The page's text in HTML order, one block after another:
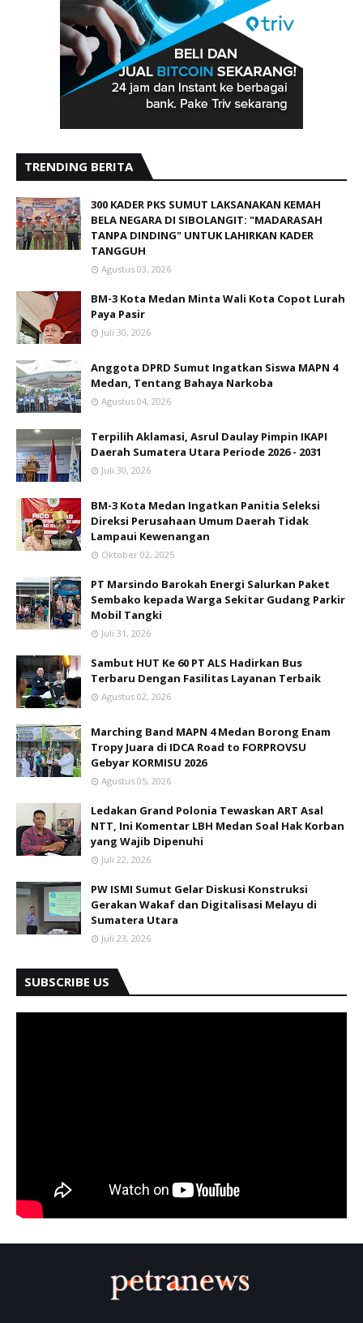
TRENDING BERITA
300 KADER PKS SUMUT LAKSANAKAN KEMAH
BELA NEGARA DI SIBOLANGIT: "MADARASAH
TANPA DINDING" UNTUK LAHIRKAN KADER
TANGGUH
Agustus 03, 2026
BM-3 Kota Medan Minta Wali Kota Copot Lurah
Paya Pasir
Juli 30, 2026
Anggota DPRD Sumut Ingatkan Siswa MAPN 4
Medan, Tentang Bahaya Narkoba
Agustus 04, 2026
Terpilih Aklamasi, Asrul Daulay Pimpin IKAPI
Daerah Sumatera Utara Periode 2026 - 2031
Juli 30, 2026
BM-3 Kota Medan Ingatkan Panitia Seleksi
Direksi Perusahaan Umum Daerah Tidak
Lampaui Kewenangan
Oktober 02, 2025
PT Marsindo Barokah Energi Salurkan Paket
Sembako kepada Warga Sekitar Gudang Parkir
Mobil Tangki
Juli 31, 2026
Sambut HUT Ke 60 PT ALS Hadirkan Bus
Terbaru Dengan Fasilitas Layanan Terbaik
Agustus 02, 2026
Marching Band MAPN 4 Medan Borong Enam
Tropy Juara di IDCA Road to FORPROVSU
Gebyar KORMISU 2026
Agustus 05, 2026
Ledakan Grand Polonia Tewaskan ART Asal
NTT, Ini Komentar LBH Medan Soal Hak Korban
yang Wajib Dipenuhi
Juli 22, 2026
PW ISMI Sumut Gelar Diskusi Konstruksi
Gerakan Wakaf dan Digitalisasi Melayu di
Sumatera Utara
Juli 23, 2026
SUBSCRIBE US